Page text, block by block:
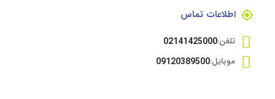
اطلاعات تماس
تلفن:02141425000
موبایل:09120389500